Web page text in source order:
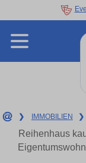
❯ IMMOBILIEN ❯
Reihenhaus